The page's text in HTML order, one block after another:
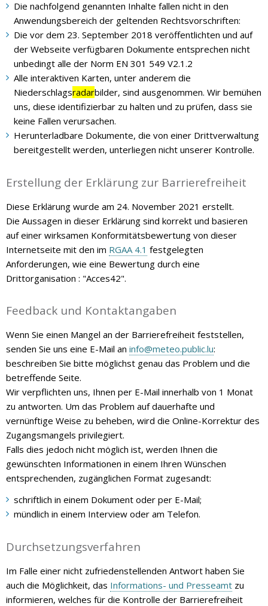
Die nachfolgend genannten Inhalte fallen nicht in den
Anwendungsbereich der geltenden Rechtsvorschriften:
Die vor dem 23. September 2018 veröffentlichten und auf
der Webseite verfügbaren Dokumente entsprechen nicht
unbedingt alle der Norm EN 301 549 V2.1.2
Alle interaktiven Karten, unter anderem die
Niederschlagsradarbilder, sind ausgenommen. Wir bemühen
uns, diese identifizierbar zu halten und zu prüfen, dass sie
keine Fallen verursachen.
Herunterladbare Dokumente, die von einer Drittverwaltung
bereitgestellt werden, unterliegen nicht unserer Kontrolle.
Erstellung der Erklärung zur Barrierefreiheit
Diese Erklärung wurde am 24. November 2021 erstellt.
Die Aussagen in dieser Erklärung sind korrekt und basieren
auf einer wirksamen Konformitätsbewertung von dieser
Internetseite mit den im RGAA 4.1 festgelegten
Anforderungen, wie eine Bewertung durch eine
Drittorganisation : "Acces42".
Feedback und Kontaktangaben
Wenn Sie einen Mangel an der Barrierefreiheit feststellen,
senden Sie uns eine E-Mail an info@meteo.public.lu:
beschreiben Sie bitte möglichst genau das Problem und die
betreffende Seite.
Wir verpflichten uns, Ihnen per E-Mail innerhalb von 1 Monat
zu antworten. Um das Problem auf dauerhafte und
vernünftige Weise zu beheben, wird die Online-Korrektur des
Zugangsmangels privilegiert.
Falls dies jedoch nicht möglich ist, werden Ihnen die
gewünschten Informationen in einem Ihren Wünschen
entsprechenden, zugänglichen Format zugesandt:
schriftlich in einem Dokument oder per E-Mail;
mündlich in einem Interview oder am Telefon.
Durchsetzungsverfahren
Im Falle einer nicht zufriedenstellenden Antwort haben Sie
auch die Möglichkeit, das Informations- und Presseamt zu
informieren, welches für die Kontrolle der Barrierefreiheit